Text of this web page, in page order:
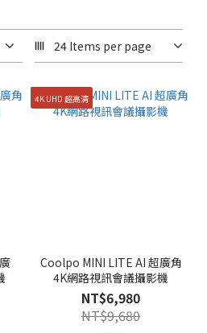
24 Items per page
4K UHD 超高清
Coolpo MINI LITE AI 超廣角
4K網路視訊會議攝影機
NT$6,980
NT$9,680